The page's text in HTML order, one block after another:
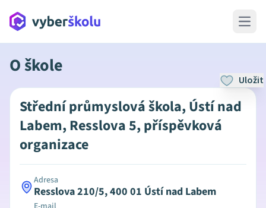
Open
O škole
Uložit
Střední průmyslová škola, Ústí nad
Labem, Resslova 5, příspěvková
organizace
Adresa
Resslova 210/5, 400 01 Ústí nad Labem